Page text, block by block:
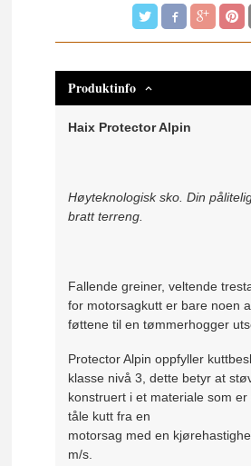
Produktinfo
Haix Protector Alpin
Høyteknologisk sko. Din
bratt terreng.
Fallende greiner, veltende
for motorsagkutt er bare noen
føttene til en tømmerhogger
Protector Alpin oppfyller
klasse nivå 3, dette betyr at
konstruert i et materiale som
tåle kutt fra en
motorsag med en
m/s.